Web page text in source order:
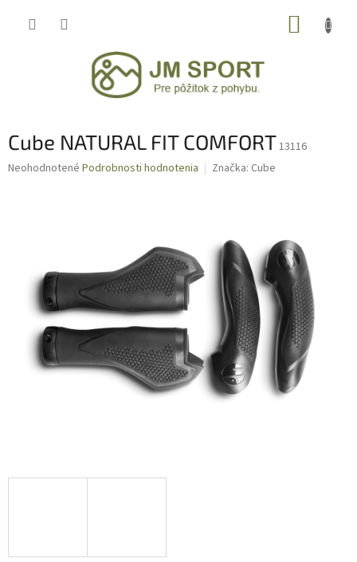
Cube NATURAL FIT COMFORT13116
Priemerné
hviezdičiek.
Neohodnotené Podrobnosti hodnotenia Značka: Cube